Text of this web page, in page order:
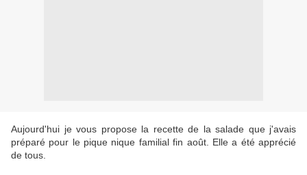
Aujourd'hui je vous propose la recette de la salade que j'avais
préparé pour le pique nique familial fin août. Elle a été apprécié
de tous.